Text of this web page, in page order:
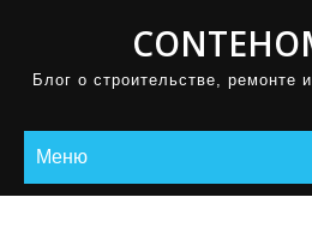
Блог о строительстве, ремонте
Меню